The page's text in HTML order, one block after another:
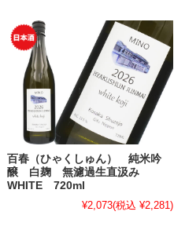
百春（ひゃくしゅん） 純米吟
醸 白麹 無濾過生直汲み
WHITE 720ml
¥2,073(税込 ¥2,281)